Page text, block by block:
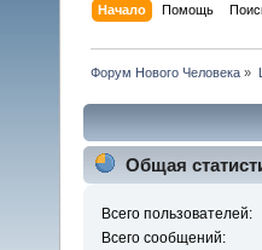
Начало Помощь
Форум Нового Человека »
Общая
Всего пользователей:
Всего сообщений: